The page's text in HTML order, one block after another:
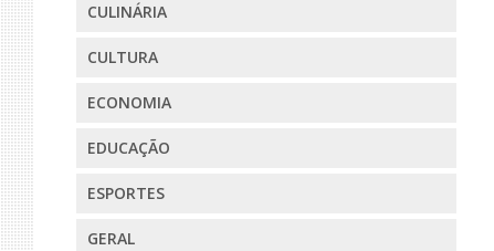
CULINÁRIA
CULTURA
ECONOMIA
EDUCAÇÃO
ESPORTES
GERAL